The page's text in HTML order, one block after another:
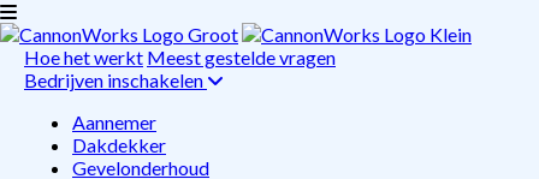
Hoe het werkt Meest gestelde vragen
Bedrijven inschakelen
Aannemer
Dakdekker
Gevelonderhoud